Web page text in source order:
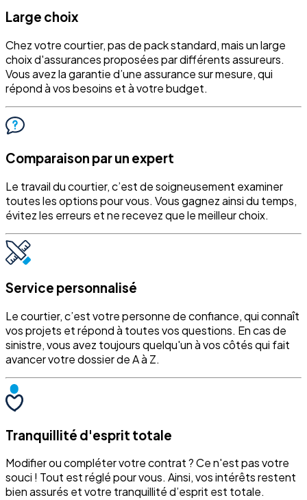
Large choix
Chez votre courtier, pas de pack standard, mais un large
choix d'assurances proposées par différents assureurs.
Vous avez la garantie d’une assurance sur mesure, qui
répond à vos besoins et à votre budget.
Comparaison par un expert
Le travail du courtier, c’est de soigneusement examiner
toutes les options pour vous. Vous gagnez ainsi du temps,
évitez les erreurs et ne recevez que le meilleur choix.
Service personnalisé
Le courtier, c’est votre personne de confiance, qui connaît
vos projets et répond à toutes vos questions. En cas de
sinistre, vous avez toujours quelqu'un à vos côtés qui fait
avancer votre dossier de A à Z.
Tranquillité d'esprit totale
Modifier ou compléter votre contrat ? Ce n'est pas votre
souci ! Tout est réglé pour vous. Ainsi, vos intérêts restent
bien assurés et votre tranquillité d’esprit est totale.